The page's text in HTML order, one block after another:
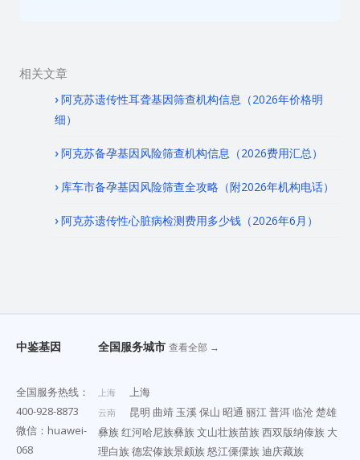
相关文章
阿克苏遗传性耳聋基因筛查机构信息（2026年价格明
细）
阿克苏备孕基因风险筛查机构信息（2026费用汇总）
库车市备孕基因风险筛查全攻略（附2026年机构电话）
阿克苏遗传性心脏病检测费用多少钱（2026年6月）
中鉴基因
全国服务热线：
400-928-8873
微信：huawei-
068
全国服务城市 查看全部 →
上海 上海
云南 昆明 曲靖 玉溪保山 昭通 丽江普洱临沧楚雄
彝族红河哈尼族彝族文山壮族苗族西双版纳傣族 大
理白族德宏傣族景颇族怒江傈僳族迪庆藏族